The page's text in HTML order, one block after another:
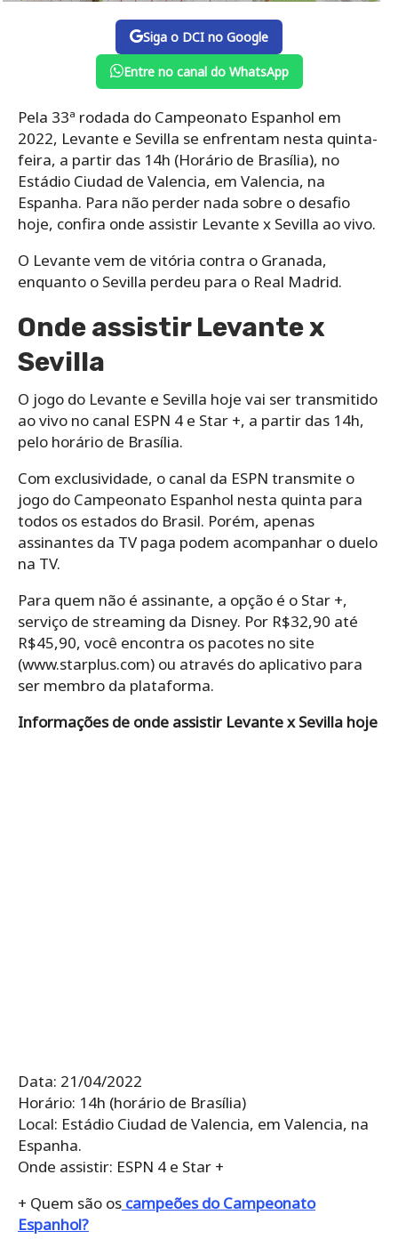
Siga o DCI no Google
Entre no canal do WhatsApp
Pela 33ª rodada do Campeonato Espanhol em
2022, Levante e Sevilla se enfrentam nesta quinta-
feira, a partir das 14h (Horário de Brasília), no
Estádio Ciudad de Valencia, em Valencia, na
Espanha. Para não perder nada sobre o desafio
hoje, confira onde assistir Levante x Sevilla ao vivo.
O Levante vem de vitória contra o Granada,
enquanto o Sevilla perdeu para o Real Madrid.
Onde assistir Levante x
Sevilla
O jogo do Levante e Sevilla hoje vai ser transmitido
ao vivo no canal ESPN 4 e Star +, a partir das 14h,
pelo horário de Brasília.
Com exclusividade, o canal da ESPN transmite o
jogo do Campeonato Espanhol nesta quinta para
todos os estados do Brasil. Porém, apenas
assinantes da TV paga podem acompanhar o duelo
na TV.
Para quem não é assinante, a opção é o Star +,
serviço de streaming da Disney. Por R$32,90 até
R$45,90, você encontra os pacotes no site
(www.starplus.com) ou através do aplicativo para
ser membro da plataforma.
Informações de onde assistir Levante x Sevilla hoje
Data: 21/04/2022
Horário: 14h (horário de Brasília)
Local: Estádio Ciudad de Valencia, em Valencia, na
Espanha.
Onde assistir: ESPN 4 e Star +
+ Quem são os campeões do Campeonato
Espanhol?